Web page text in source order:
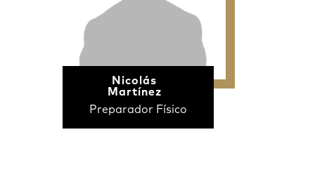
Nicolás
Martínez
Preparador Físico